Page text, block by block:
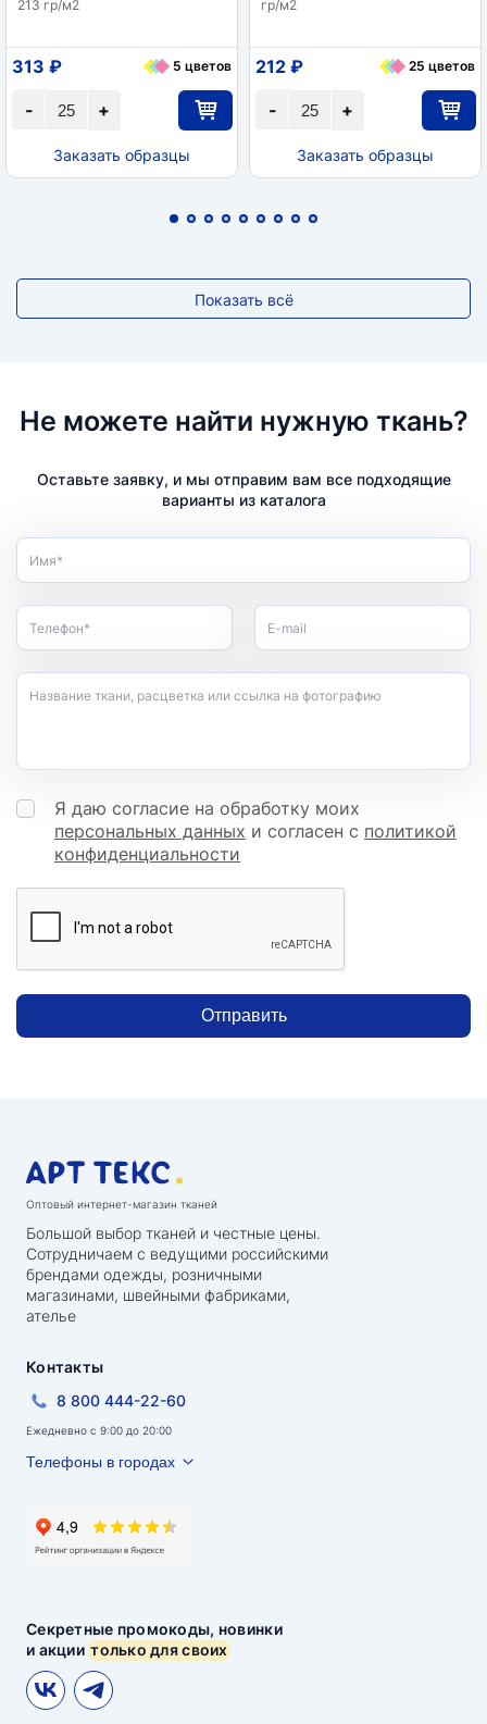
213 гр/м2
+
-
313 ₽ 5 цветов
Заказать образцы
гр/м2
+
-
212 ₽ 25 цветов
Заказать образцы
Показать всё
Не можете найти нужную ткань?
Оставьте заявку, и мы отправим вам все подходящие
варианты из каталога
Имя*
Телефон* E-mail
Название ткани, расцветка или ссылка на фотографию
Я даю согласие на обработку моих
персональных данных и согласен с политикой
конфиденциальности
Отправить
Оптовый интернет-магазин тканей
Большой выбор тканей и честные цены.
Сотрудничаем с ведущими российскими
брендами одежды, розничными
магазинами, швейными фабриками,
ателье
Секретные промокоды, новинки
и акциитолько для своих
Контакты
8 800 444-22-60
Ежедневно с 9:00 до 20:00
Телефоны в городах